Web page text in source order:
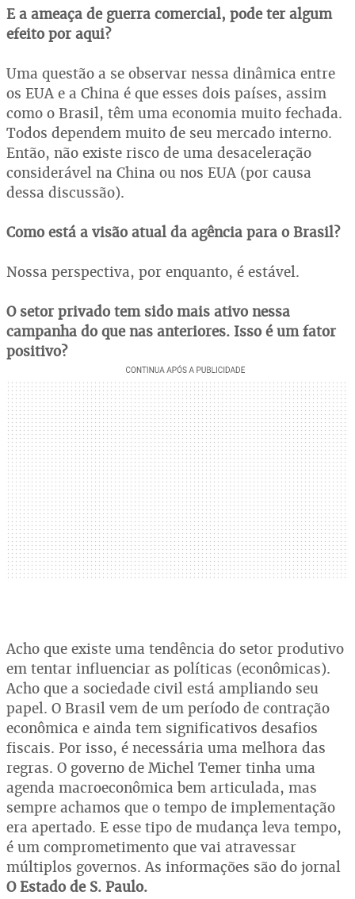
E a ameaça de guerra comercial, pode ter algum
efeito por aqui?
Uma questão a se observar nessa dinâmica entre
os EUA e a China é que esses dois países, assim
como o Brasil, têm uma economia muito fechada.
Todos dependem muito de seu mercado interno.
Então, não existe risco de uma desaceleração
considerável na China ou nos EUA (por causa
dessa discussão).
Como está a visão atual da agência para o Brasil?
Nossa perspectiva, por enquanto, é estável.
O setor privado tem sido mais ativo nessa
campanha do que nas anteriores. Isso é um fator
positivo?
Acho que existe uma tendência do setor produtivo
em tentar influenciar as políticas (econômicas).
Acho que a sociedade civil está ampliando seu
papel. O Brasil vem de um período de contração
econômica e ainda tem significativos desafios
fiscais. Por isso, é necessária uma melhora das
regras. O governo de Michel Temer tinha uma
agenda macroeconômica bem articulada, mas
sempre achamos que o tempo de implementação
era apertado. E esse tipo de mudança leva tempo,
é um comprometimento que vai atravessar
múltiplos governos. As informações são do jornal
O Estado de S. Paulo.